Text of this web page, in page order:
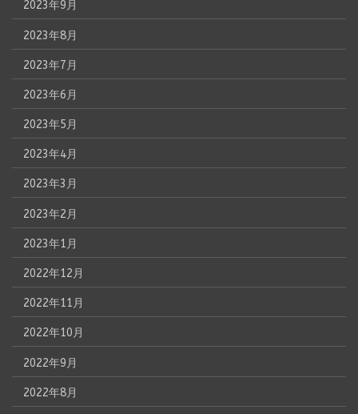
2023年9月
2023年8月
2023年7月
2023年6月
2023年5月
2023年4月
2023年3月
2023年2月
2023年1月
2022年12月
2022年11月
2022年10月
2022年9月
2022年8月